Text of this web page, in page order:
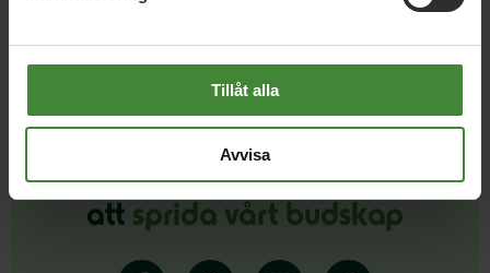
Tillåt alla
Avvisa
Dela denna sida och hjälp oss
att sprida vårt budskap